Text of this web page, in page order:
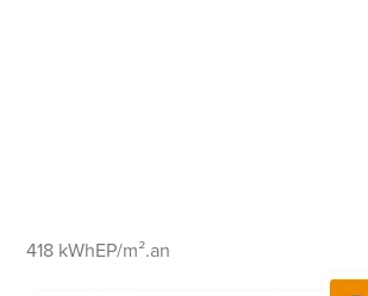
418 kWhEP/m².an